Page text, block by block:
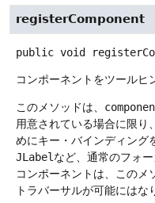
registerComponent
public void
コンポーネントをツールヒ
このメソッドは、
用意されている場合に限り
めにキー・バインディング
JLabel など、通常のフォ
コンポーネントは、このメ
トラバーサルが可能にはな